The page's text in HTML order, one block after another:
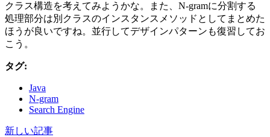
クラス構造を考えてみようかな。また、N-gramに分割する
処理部分は別クラスのインスタンスメソッドとしてまとめた
ほうが良いですね。並行してデザインパターンも復習してお
こう。
タグ:
Java
N-gram
Search Engine
新しい記事